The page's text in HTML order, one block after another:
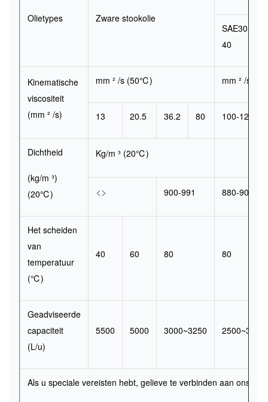
Olietypes Zware stookolie
SAE30,
40
Kinematische
viscositeit
(mm ² /s)
mm ² /s (50℃) mm ² /s
13 20.5 36.2 80 100-120
Dichtheid
(kg/m ³)
(20℃)
Kg/m ³ (20℃)
<> 900-991 880-900
Het scheiden
van
temperatuur
(℃)
40 60 80 80
Geadviseerde
capaciteit
(L/u)
5500 5000 3000~3250 2500~3000
Als u speciale vereisten hebt, gelieve te verbinden aan ons.